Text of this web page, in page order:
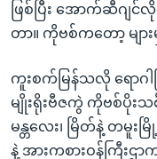
ဖြစ်ပြီး အောက်ဆီဂျ
တာ။ ကိုဗစ်ကတော့ မျာ
ကူးစက်မြန်သလို ရောဂါပ
မျိုးရိုးဗီဇကွဲ ကိုဗစ်ပိုး
မန္တလေး၊ မြိတ်နဲ့ တမူ
နဲ့ အားကစားဝန်ကြီး